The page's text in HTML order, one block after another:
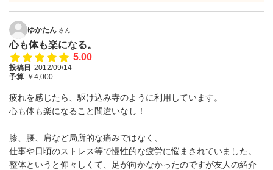
ゆかたん さん
心も体も楽になる。
5.00
投稿日 2012/09/14
予算 ￥4,000
疲れを感じたら、駆け込み寺のように利用しています。
心も体も楽になること間違いなし！
膝、腰、肩など局所的な痛みではなく、
仕事や日頃のストレス等で慢性的な疲労に悩まされていました。
整体というと仰々しくて、足が向かなかったのですが友人の紹介